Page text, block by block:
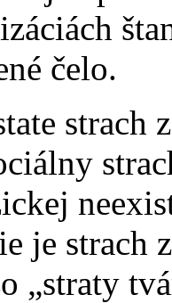
čelo.
strach
je strach
„straty